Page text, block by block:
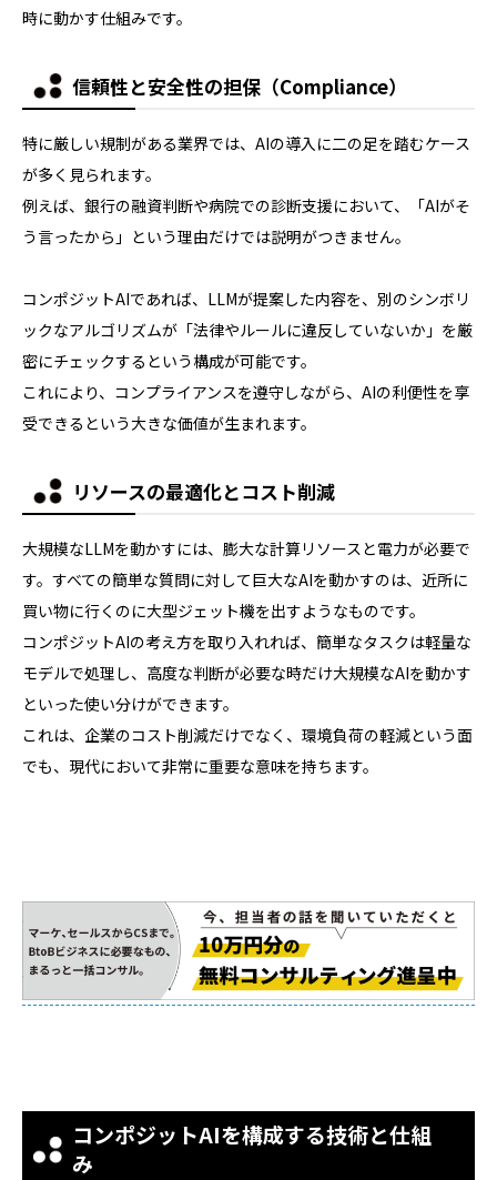
時に動かす仕組みです。
信頼性と安全性の担保（Compliance）
特に厳しい規制がある業界では、AIの導入に二の足を踏むケース
が多く見られます。
例えば、銀行の融資判断や病院での診断支援において、「AIがそ
う言ったから」という理由だけでは説明がつきません。
コンポジットAIであれば、LLMが提案した内容を、別のシンボリ
ックなアルゴリズムが「法律やルールに違反していないか」を厳
密にチェックするという構成が可能です。
これにより、コンプライアンスを遵守しながら、AIの利便性を享
受できるという大きな価値が生まれます。
リソースの最適化とコスト削減
大規模なLLMを動かすには、膨大な計算リソースと電力が必要で
す。すべての簡単な質問に対して巨大なAIを動かすのは、近所に
買い物に行くのに大型ジェット機を出すようなものです。
コンポジットAIの考え方を取り入れれば、簡単なタスクは軽量な
モデルで処理し、高度な判断が必要な時だけ大規模なAIを動かす
といった使い分けができます。
これは、企業のコスト削減だけでなく、環境負荷の軽減という面
でも、現代において非常に重要な意味を持ちます。
コンポジットAIを構成する技術と仕組
み